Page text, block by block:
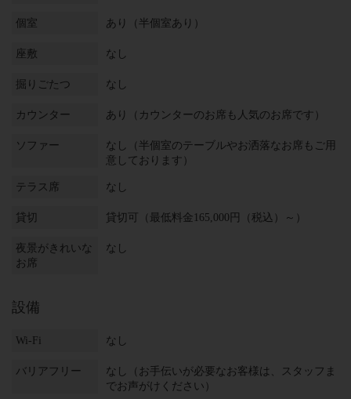
個室 あり（半個室あり）
座敷 なし
掘りごたつ なし
カウンター あり（カウンターのお席も人気のお席です）
ソファー
なし（半個室のテーブルやお洒落なお席もご用
意しております）
テラス席 なし
貸切 貸切可（最低料金165,000円（税込）～）
夜景がきれいな
お席
なし
設備
Wi-Fi なし
バリアフリー
なし（お手伝いが必要なお客様は、スタッフま
でお声がけください）